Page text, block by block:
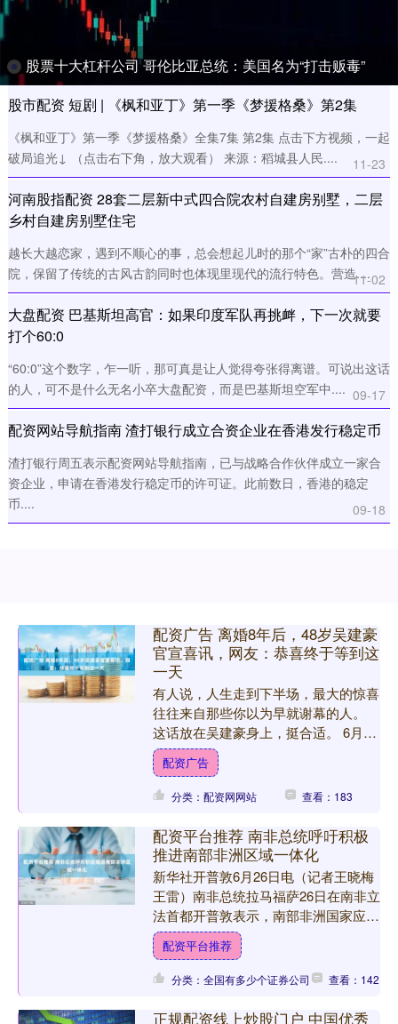
股票十大杠杆公司 哥伦比亚总统：美国名为“打击贩毒” 实为操控拉美国家
股市配资 短剧 | 《枫和亚丁》第一季《梦援格桑》第2集
《枫和亚丁》第一季《梦援格桑》全集7集 第2集 点击下方视频，一起
破局追光↓ （点击右下角，放大观看） 来源：稻城县人民....
11-23
河南股指配资 28套二层新中式四合院农村自建房别墅，二层
乡村自建房别墅住宅
越长大越恋家，遇到不顺心的事，总会想起儿时的那个“家”古朴的四合
院，保留了传统的古风古韵同时也体现里现代的流行特色。营造....11-02
大盘配资 巴基斯坦高官：如果印度军队再挑衅，下一次就要
打个60:0
“60:0”这个数字，乍一听，那可真是让人觉得夸张得离谱。可说出这话
的人，可不是什么无名小卒大盘配资，而是巴基斯坦空军中.... 09-17
配资网站导航指南 渣打银行成立合资企业在香港发行稳定币
渣打银行周五表示配资网站导航指南，已与战略合作伙伴成立一家合
资企业，申请在香港发行稳定币的许可证。此前数日，香港的稳定
币....
09-18
配资广告 离婚8年后，48岁吴建豪
官宣喜讯，网友：恭喜终于等到这
一天
有人说，人生走到下半场，最大的惊喜
往往来自那些你以为早就谢幕的人。
这话放在吴建豪身上，挺合适。 6月29
号那天，他在自己的社交账号上发了几
句话，语气很平，用词....
配资广告
分类：配资网网站 查看：183
配资平台推荐 南非总统呼吁积极
推进南部非洲区域一体化
新华社开普敦6月26日电（记者王晓梅
王雷）南非总统拉马福萨26日在南非立
法首都开普敦表示，南部非洲国家应积
极推进区域一体化配资平台推荐，增强
经济韧性，携手迈向....
配资平台推荐
分类：全国有多少个证券公司 查看：142
正规配资线上炒股门户 中国优秀